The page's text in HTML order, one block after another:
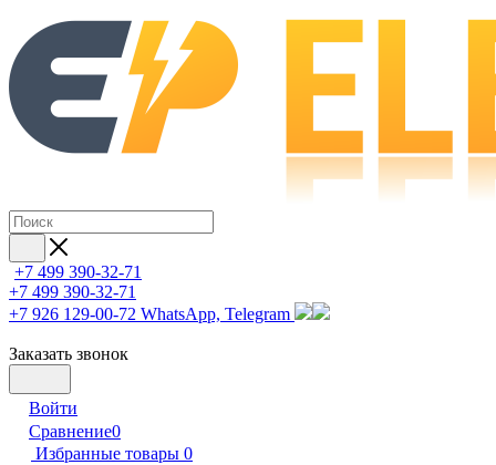
+7 499 390-32-71
+7 499 390-32-71
+7 926 129-00-72 WhatsApp, Telegram
Заказать звонок
Войти
Сравнение0
Избранные товары 0